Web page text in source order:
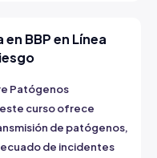
BBP en Línea
Patógenos
este curso ofrece
de patógenos,
de incidentes